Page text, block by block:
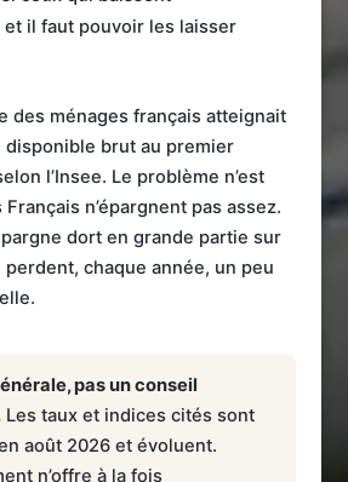
il faut pouvoir les laisser
des ménages français atteignait
disponible brut au premier
l’Insee. Le problème n’est
n’épargnent pas assez.
dort en grande partie sur
chaque année, un peu
pas un conseil
Les taux et indices cités sont
août 2026 et évoluent.
n’offre à la fois